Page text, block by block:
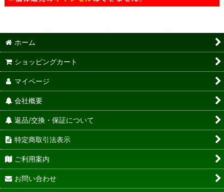
ホーム
ショッピングカート
マイページ
会社概要
返品/交換・保証について
特定商取引法表示
ご利用案内
お問い合わせ